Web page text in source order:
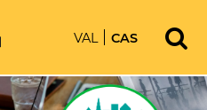
VAL CAS